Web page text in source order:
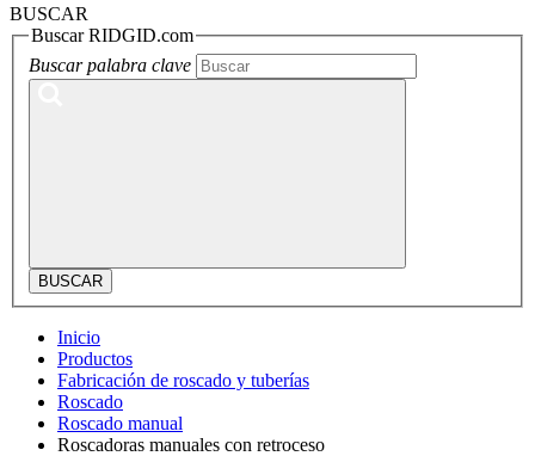
BUSCAR
Buscar RIDGID.com
Buscar palabra clave
BUSCAR
Inicio
Productos
Fabricación de roscado y tuberías
Roscado
Roscado manual
Roscadoras manuales con retroceso